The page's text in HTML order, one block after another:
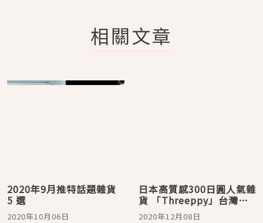
相關文章
2020年9月推特話題雜貨
5 選
2020年10月06日
日本高質感300日圓人氣雜
貨 「Threeppy」台灣首
店12月4日開幕啦！
2020年12月08日